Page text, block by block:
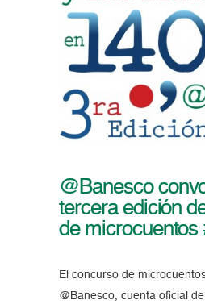
@Banesco
tercera edición
de microcuentos
El concurso de
@Banesco, cuenta oficial